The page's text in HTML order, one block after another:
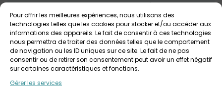
Pour offrir les meilleures expériences, nous utilisons des
technologies telles que les cookies pour stocker et/ou accéder aux
informations des appareils. Le fait de consentir à ces technologies
nous permettra de traiter des données telles que le comportement
de navigation ou les ID uniques sur ce site. Le fait de ne pas
consentir ou de retirer son consentement peut avoir un effet négatif
sur certaines caractéristiques et fonctions.
Gérer les services
Rendez-vous d’automne au Manoir de Kernault
– On a testé
Notreavis
J’aime bien aller au Manoir de Kernault
parce que c’est une exposition où on